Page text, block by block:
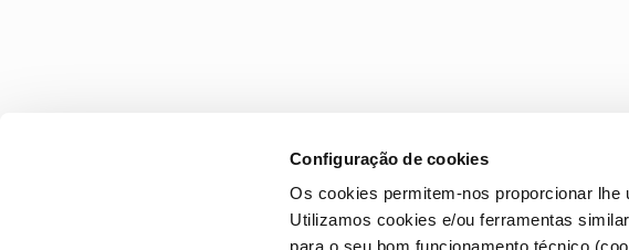
Configuração de cookies
Os cookies permitem-nos proporcionar lhe
Utilizamos cookies e/ou ferramentas